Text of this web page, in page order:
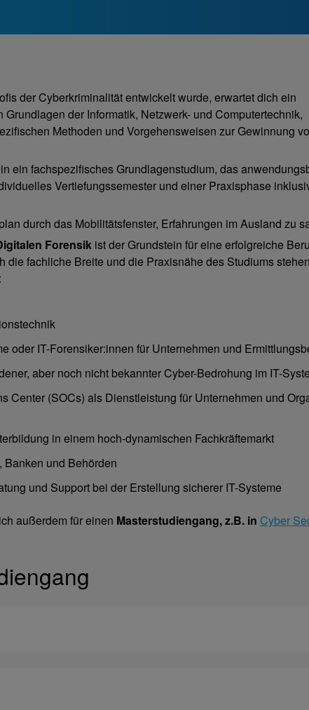
der Cyberkriminalität entwickelt wurde, erwartet dich ein
der Informatik, Netzwerk- und Computertechnik,
Methoden und Vorgehensweisen zur Gewinnung
ein fachspezifisches Grundlagenstudium, das
Vertiefungssemester und einer Praxisphase
durch das Mobilitätsfenster, Erfahrungen im Ausland zu
Forensik ist der Grundstein für eine erfolgreiche
die fachliche Breite und die Praxisnähe des Studiums
oder IT-Forensiker:innen für Unternehmen und
aber noch nicht bekannter Cyber-Bedrohung im IT-
Center (SOCs) als Dienstleistung für Unternehmen und
in einem hoch-dynamischen Fachkräftemarkt
und Behörden
und Support bei der Erstellung sicherer IT-Systeme
außerdem für einen Masterstudiengang, z.B. in Cyber